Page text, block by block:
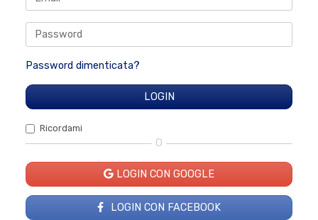
Password dimenticata?
Ricordami
O
LOGIN CON GOOGLE
LOGIN CON FACEBOOK